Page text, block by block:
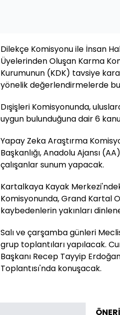
Dilekçe Komisyonu ile İnsan
Üyelerinden Oluşan Karma
Kurumunun (KDK) tavsiye
yönelik değerlendirmelerde
Dışişleri Komisyonunda,
uygun bulunduğuna dair 6
Yapay Zeka Araştırma
Başkanlığı, Anadolu Ajansı
çalışanlar sunum yapacak.
Kartalkaya Kayak
Komisyonunda, Grand Kartal
kaybedenlerin yakınları
Salı ve çarşamba günleri
grup toplantıları yapılacak.
Başkanı Recep Tayyip
Toplantısı'nda konuşacak.